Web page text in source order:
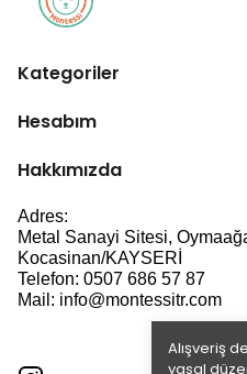
Alışveriş
yasal
Kategoriler
Hesabım
Hakkımızda
Adres:
Metal Sanayi Sitesi,
Kocasinan/KAYSERİ
Telefon: 0507 686 57 87
Mail: info@montessitr.com